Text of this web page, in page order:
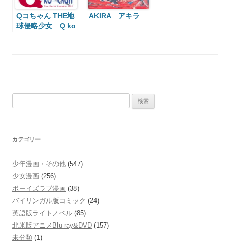
Qコちゃん THE地
球侵略少女 Q ko
AKIRA アキラ
カテゴリー
少年漫画・その他 (547)
少女漫画 (256)
ボーイズラブ漫画 (38)
バイリンガル版コミック (24)
英語版ライトノベル (85)
北米版アニメBlu-ray&DVD (157)
未分類 (1)